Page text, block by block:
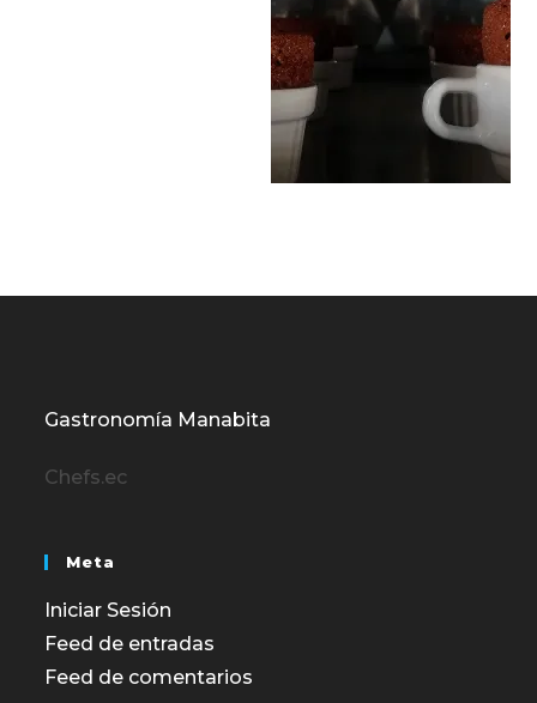
Gastronomía Manabita
Chefs.ec
Meta
Iniciar Sesión
Feed de entradas
Feed de comentarios